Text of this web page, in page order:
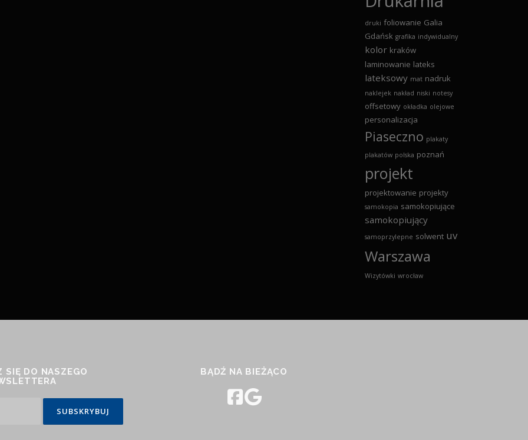
druki foliowanie Galia
Gdańsk grafika indywidualny
kolor kraków
laminowanie lateks
lateksowy mat nadruk
naklejek nakład niski notesy
offsetowy okładka olejowe
personalizacja
Piaseczno plakaty
plakatów polska poznań
projekt
projektowanie projekty
samokopia samokopiujące
samokopiujący
samoprzylepne solwent uv
Warszawa
Wizytówki wrocław
SIĘ DO NASZEGO
BĄDŹ NA BIEŻĄCO